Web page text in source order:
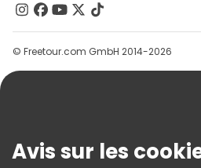
Contactez-Nous
Groupes
Aide
Conditions Générales Et
© Freetour.com GmbH 2014-2026
Avis sur les